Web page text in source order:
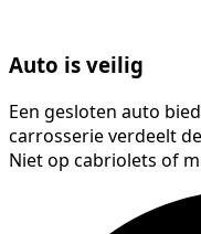
Auto is veilig
Een gesloten auto
carrosserie verdeelt
Niet op cabriolets of